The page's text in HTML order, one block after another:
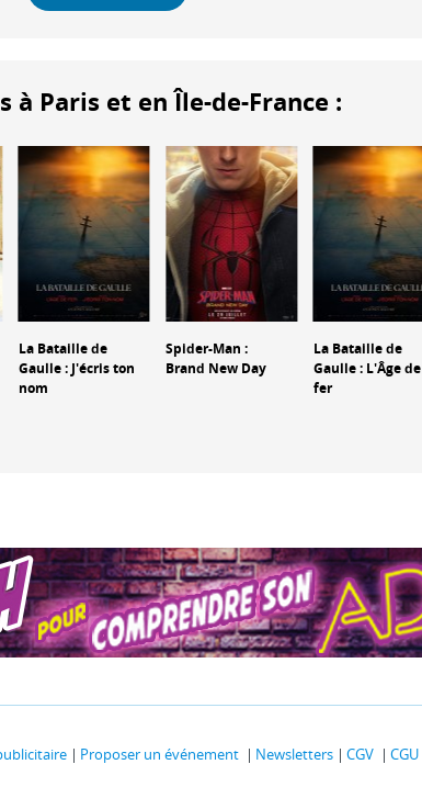
à Paris et en Île-de-France :
La Bataille de
Gaulle : J'écris ton
nom
Spider-Man :
Brand New Day
La Bataille de
Gaulle : L'Âge de
fer
Proposer un événement Newsletters CGV CGU